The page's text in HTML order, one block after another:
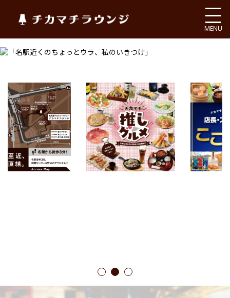
チカマチラウンジ
MENU
1 2 3